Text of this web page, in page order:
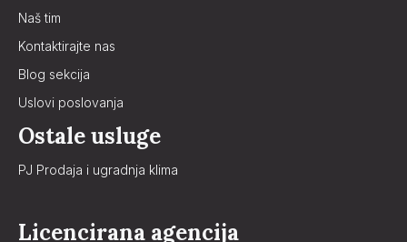
Naš tim
Kontaktirajte nas
Blog sekcija
Uslovi poslovanja
Ostale usluge
PJ Prodaja i ugradnja klima
Licencirana agencija